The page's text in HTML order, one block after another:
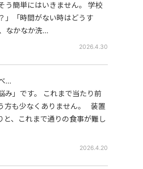
う簡単にはいきません。 学校
」「時間がない時はどうす
なかなか洗…
2026.4.30
…
み」です。 これまで当たり前
方も少なくありません。 装置
と、これまで通りの食事が難し
2026.4.20